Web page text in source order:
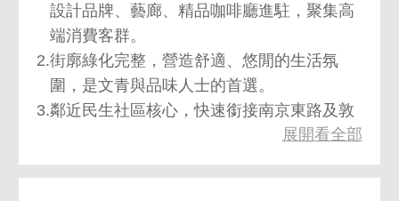
設計品牌、藝廊、精品咖啡廳進駐，聚集高
端消費客群。
2.街廓綠化完整，營造舒適、悠閒的生活氛
圍，是文青與品味人士的首選。
3.鄰近民生社區核心，快速銜接南京東路及敦
4.門面大氣，格局方正，無論是品牌旗艦店、
展開看全部